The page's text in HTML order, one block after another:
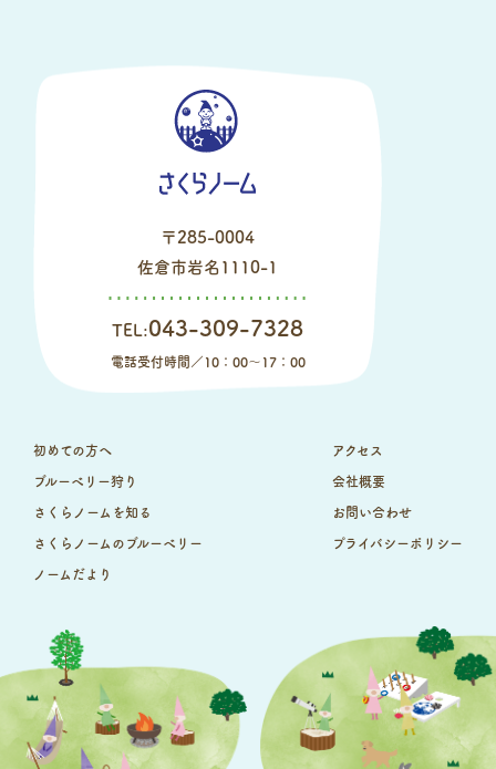
〒285-0004
佐倉市岩名1110-1
TEL:043-309-7328
電話受付時間／10：00～17：00
初めての方へ
ブルーベリー狩り
さくらノームを知る
さくらノームのブルーベリー
ノームだより
アクセス
会社概要
お問い合わせ
プライバシーポリシー